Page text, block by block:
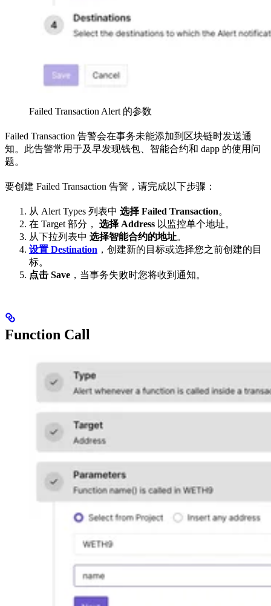
Failed Transaction Alert 的参数
Failed Transaction 告警会在事务未能添加到区块链时发送通
知。此告警常用于及早发现钱包、智能合约和 dapp 的使用问
题。
要创建 Failed Transaction 告警，请完成以下步骤：
从 Alert Types 列表中 选择 Failed Transaction。
在 Target 部分， 选择 Address 以监控单个地址。
从下拉列表中 选择智能合约的地址。
设置 Destination ，创建新的目标或选择您之前创建的目
标。
点击 Save ，当事务失败时您将收到通知。
Function Call